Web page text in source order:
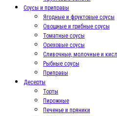
Соусы и приправы
Ягодные и фруктовые соусы
Овощные и грибные соусы
Томатные соусы
Ореховые соусы
Сливочные, молочные и
Рыбные соусы
Приправы
Десерты
Торты
Пирожные
Печенье и пряники